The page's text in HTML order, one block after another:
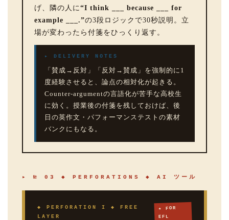
げ、隣の人に“I think ___ because ___ for
example ___.”の3段ロジックで30秒説明。立
場が変わったら付箋をひっくり返す。
▸ DELIVERY NOTES
「賛成→反対」「反対→賛成」を強制的に1
度経験させると、論点の相対化が起きる。
Counter-argumentの言語化が苦手な高校生
に効く。授業後の付箋を残しておけば、後
日の英作文・パフォーマンステストの素材
バンクにもなる。
▸ № 03 ◆ PERFORATIONS ◆ AI ツール
◆ PERFORATION I ◆ FREE
LAYER
★ FOR
EFL